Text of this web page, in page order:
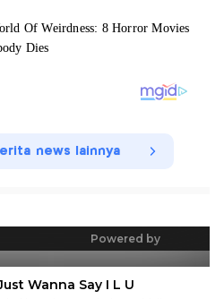
news lainnya